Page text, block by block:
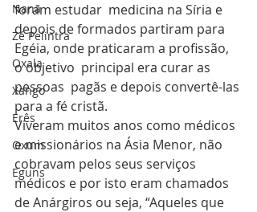
Nanã
Zé Pelintra
Oxala
Xango
Erês
Oxum
Eguns
foram estudar  medicina na Síria e
depois de formados partiram para
Egéia, onde praticaram a profissão,
o objetivo  principal era curar as
pessoas  pagãs e depois convertê-las
para a fé cristã.
Viveram muitos anos como médicos
e missionários na Ásia Menor, não
cobravam pelos seus serviços
médicos e por isto eram chamados
de Anárgiros ou seja, “Aqueles que